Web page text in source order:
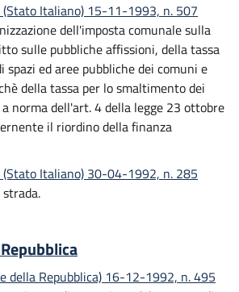
Italiano) 15-11-1993, n. 507
dell'imposta comunale sulla
sulle pubbliche affissioni, della tassa
spazi ed aree pubbliche dei comuni e
della tassa per lo smaltimento dei
norma dell'art. 4 della legge 23 ottobre
il riordino della finanza
Italiano) 30-04-1992, n. 285
della Repubblica) 16-12-1992, n. 495